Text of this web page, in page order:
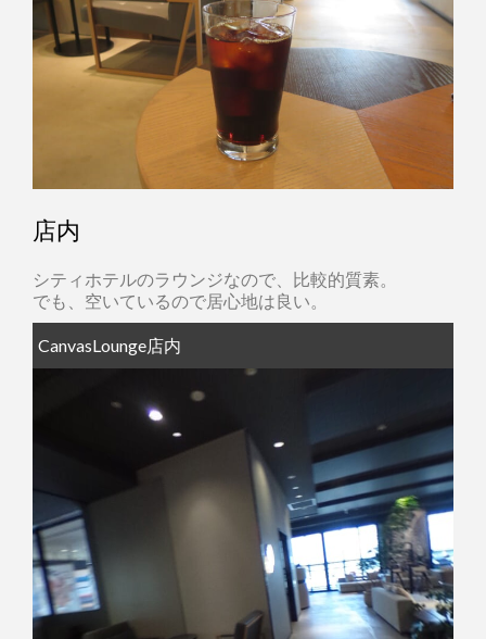
店内
シティホテルのラウンジなので、比較的質素。
でも、空いているので居心地は良い。
CanvasLounge店内